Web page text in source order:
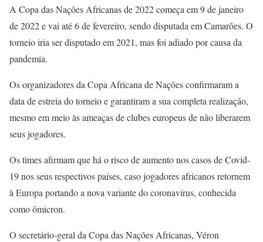
A Copa das Nações Africanas de 2022 começa em 9 de janeiro
de 2022 e vai até 6 de fevereiro, sendo disputada em Camarões. O
torneio iria ser disputado em 2021, mas foi adiado por causa da
pandemia.
Os organizadores da Copa Africana de Nações confirmaram a
data de estreia do torneio e garantiram a sua completa realização,
mesmo em meio às ameaças de clubes europeus de não liberarem
seus jogadores.
Os times afirmam que há o risco de aumento nos casos de Covid-
19 nos seus respectivos países, caso jogadores africanos retornem
à Europa portando a nova variante do coronavírus, conhecida
como ômicron.
O secretário-geral da Copa das Nações Africanas, Véron